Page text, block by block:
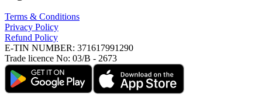
Terms & Conditions
Privacy Policy
Refund Policy
E-TIN NUMBER: 371617991290
Trade licence No: 03/B - 2673